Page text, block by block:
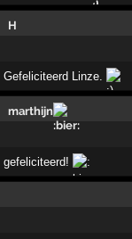
H
Gefeliciteerd Linze.
marthijn
gefeliciteerd!